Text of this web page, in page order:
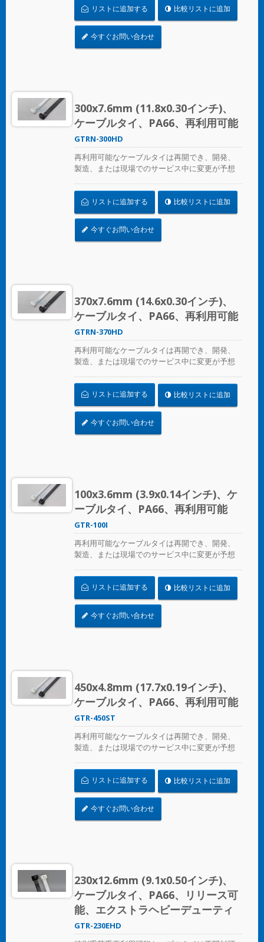
よび専門用に使用されます。
リストに追加する 比較リストに追加
今すぐお問い合わせ
300x7.6mm (11.8x0.30インチ)、
ケーブルタイ、PA66、再利用可能
GTRN-300HD
再利用可能なケーブルタイは再開でき、開発、
製造、または現場でのサービス中に変更が予想
に最適です。ULプレンム評価を受けており、環
境空気の交換に最適な空気処理スペースに適し
ています。
リストに追加する 比較リストに追加
今すぐお問い合わせ
370x7.6mm (14.6x0.30インチ)、
ケーブルタイ、PA66、再利用可能
GTRN-370HD
再利用可能なケーブルタイは再開でき、開発、
製造、または現場でのサービス中に変更が予想
に最適です。ULおよびCE認証済みで、産業用お
よび専門用に使用されます。
リストに追加する 比較リストに追加
今すぐお問い合わせ
100x3.6mm (3.9x0.14インチ)、ケ
ーブルタイ、PA66、再利用可能
GTR-100I
再利用可能なケーブルタイは再開でき、開発、
製造、または現場でのサービス中に変更が予想
に最適です。
リストに追加する 比較リストに追加
今すぐお問い合わせ
450x4.8mm (17.7x0.19インチ)、
ケーブルタイ、PA66、再利用可能
GTR-450ST
再利用可能なケーブルタイは再開でき、開発、
製造、または現場でのサービス中に変更が予想
に最適です。ULプレンム評価を受けており、環
境空気の交換に最適な空気処理スペースに適し
ています。
リストに追加する 比較リストに追加
今すぐお問い合わせ
230x12.6mm (9.1x0.50インチ)、
ケーブルタイ、PA66、リリース可
能、エクストラヘビーデューティ
GTR-230EHD